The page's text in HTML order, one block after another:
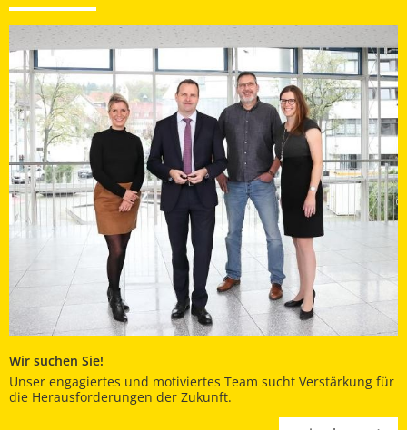
Wir suchen Sie!
Unser engagiertes und motiviertes Team sucht Verstärkung für
die Herausforderungen der Zukunft.